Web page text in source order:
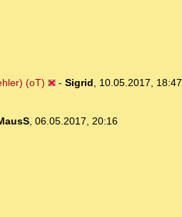
(oT)
- Sigrid, 10.05.2017, 18:47
, 06.05.2017, 20:16